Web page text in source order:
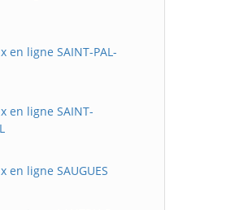
en ligne SAINT-PAL-
en ligne SAINT-
en ligne SAUGUES